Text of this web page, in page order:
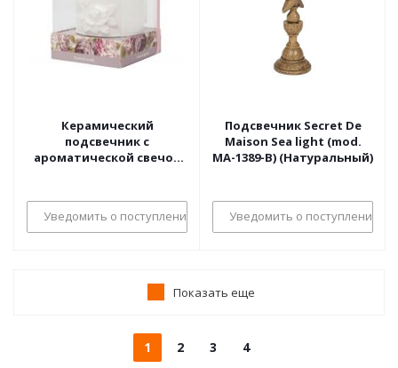
Керамический
подсвечник с
ароматической свечой
(Белый)
Уведомить о поступлении
Подсвечник Secret De
Maison Sea light (mod.
MA-1389-B) (Натуральный)
Уведомить о поступлении
Показать еще
1 2 3 4